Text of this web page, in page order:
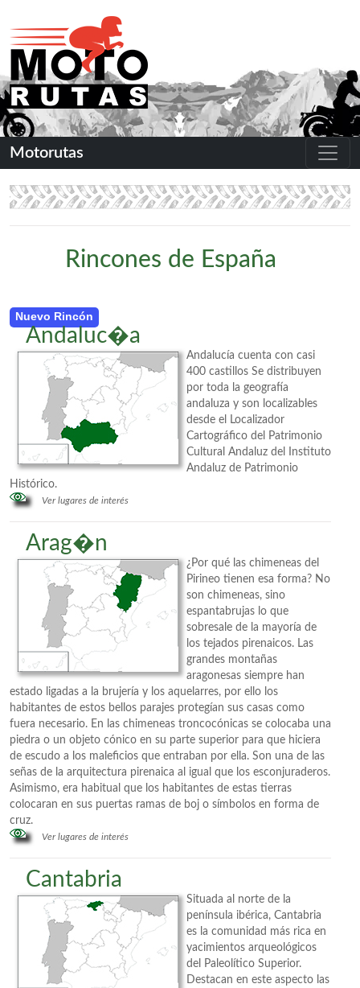
Motorutas
Rincones de España
Nuevo Rincón
Andaluc�a
Andalucía cuenta con casi
400 castillos Se distribuyen
por toda la geografía
andaluza y son localizables
desde el Localizador
Cartográfico del Patrimonio
Cultural Andaluz del Instituto
Andaluz de Patrimonio
Histórico.
Ver lugares de interés
Arag�n
¿Por qué las chimeneas del
Pirineo tienen esa forma? No
son chimeneas, sino
espantabrujas lo que
sobresale de la mayoría de
los tejados pirenaicos. Las
grandes montañas
aragonesas siempre han
estado ligadas a la brujería y los aquelarres, por ello los
habitantes de estos bellos parajes protegían sus casas como
fuera necesario. En las chimeneas troncocónicas se colocaba una
piedra o un objeto cónico en su parte superior para que hiciera
de escudo a los maleficios que entraban por ella. Son una de las
señas de la arquitectura pirenaica al igual que los esconjuraderos.
Asimismo, era habitual que los habitantes de estas tierras
colocaran en sus puertas ramas de boj o símbolos en forma de
cruz.
Ver lugares de interés
Cantabria
Situada al norte de la
península ibérica, Cantabria
es la comunidad más rica en
yacimientos arqueológicos
del Paleolítico Superior.
Destacan en este aspecto las